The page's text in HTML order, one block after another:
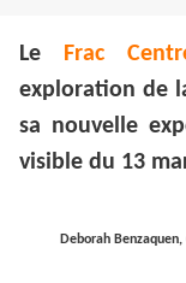
Le Frac
exploration de
sa nouvelle
visible du 13
Deborah Benzaquen,